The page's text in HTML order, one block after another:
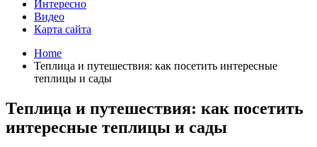
Интересно
Видео
Карта сайта
Home
Теплица и путешествия: как посетить интересные
теплицы и сады
Теплица и путешествия: как посетить
интересные теплицы и сады